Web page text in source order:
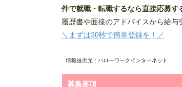
件で就職・転職するなら直接応募
履歴書や面接のアドバイスから給与
＼まずは30秒で簡単登録を！／
情報提供元：ハローワークインターネット
募集要項